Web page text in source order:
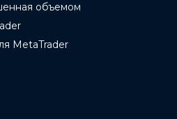
объемом
MetaTrader